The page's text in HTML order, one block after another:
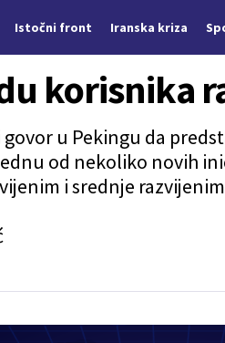
Istočni front Iranska kriza
korisnika
u Pekingu da
od nekoliko novih
i srednje